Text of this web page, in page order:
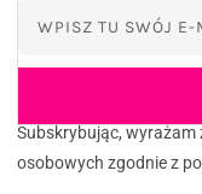
Subskrybując,
osobowych zgodnie z